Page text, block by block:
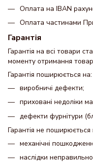
Оплата на IBAN
Оплата частинами
Гарантія
Гарантія на всі товари
моменту отримання
Гарантія поширюється на:
виробничі дефекти;
приховані недоліки
дефекти фурнітури
Гарантія не поширюється
механічні
наслідки